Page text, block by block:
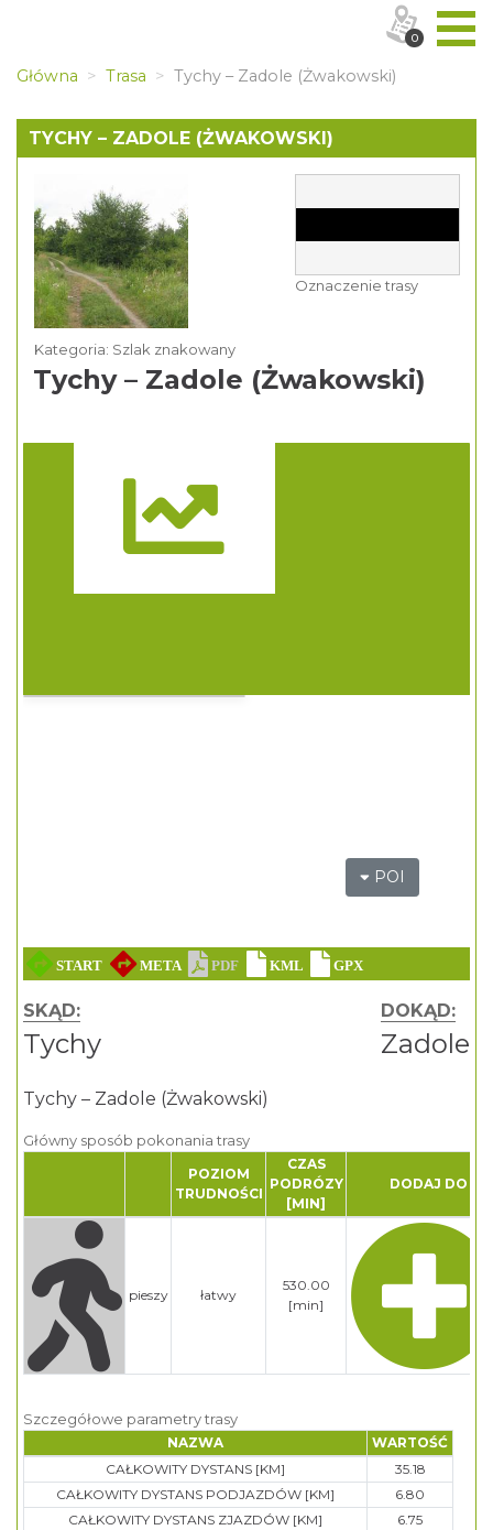
Główna Trasa Tychy – Zadole (Żwakowski)
TYCHY – ZADOLE (ŻWAKOWSKI)
Kategoria: Szlak znakowany
Tychy – Zadole (Żwakowski)
Oznaczenie trasy
POI
SKĄD:
Tychy
DOKĄD:
Zadole
Tychy – Zadole (Żwakowski)
Główny sposób pokonania trasy
POZIOM
TRUDNOŚCI
CZAS
PODRÓZY
[MIN]
DODAJ DO
pieszy łatwy
530.00
[min]
Szczegółowe parametry trasy
NAZWA
WARTOŚĆ
CAŁKOWITY DYSTANS [KM]
35.18
CAŁKOWITY DYSTANS PODJAZDÓW [KM]
6.80
CAŁKOWITY DYSTANS ZJAZDÓW [KM]
6.75
0